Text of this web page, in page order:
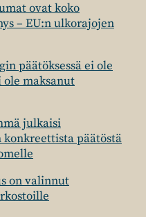
ovat koko
– EU:n ulkorajojen
päätöksessä ei ole
maksanut
julkaisi
päätöstä
on valinnut